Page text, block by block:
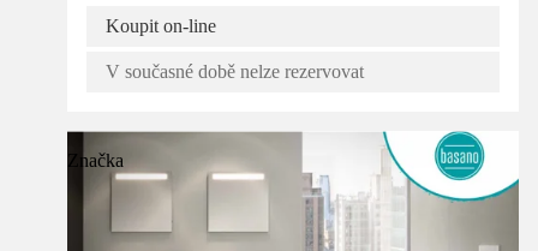
Koupit on-line
V současné době nelze rezervovat
Značka